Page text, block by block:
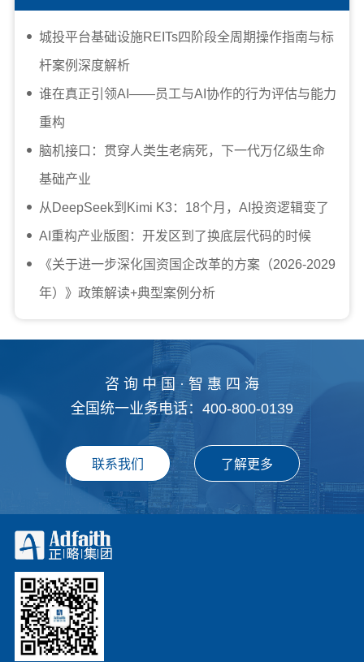
城投平台基础设施REITs四阶段全周期操作指南与标
杆案例深度解析
谁在真正引领AI——员工与AI协作的行为评估与能力
重构
脑机接口：贯穿人类生老病死，下一代万亿级生命
基础产业
从DeepSeek到Kimi K3：18个月，AI投资逻辑变了
AI重构产业版图：开发区到了换底层代码的时候
《关于进一步深化国资国企改革的方案（2026-2029
年）》政策解读+典型案例分析
咨 询 中 国 · 智 惠 四 海
全国统一业务电话：400-800-0139